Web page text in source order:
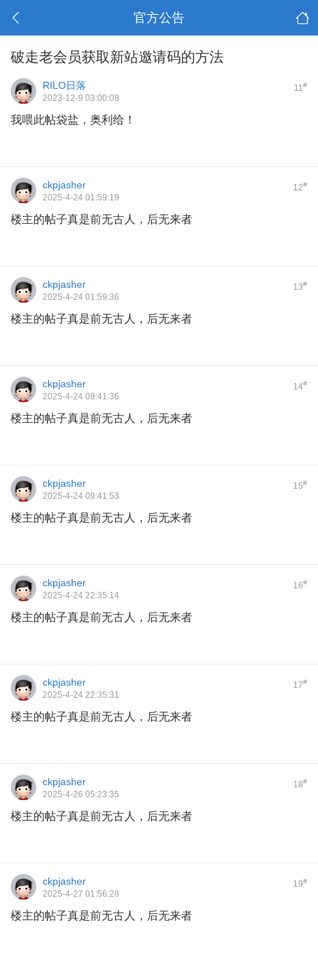
官方公告
破走老会员获取新站邀请码的方法
11#
RILO日落
2023-12-9 03:00:08
我喂此帖袋盐，奥利给！
12#
ckpjasher
2025-4-24 01:59:19
楼主的帖子真是前无古人，后无来者
13#
ckpjasher
2025-4-24 01:59:36
楼主的帖子真是前无古人，后无来者
14#
ckpjasher
2025-4-24 09:41:36
楼主的帖子真是前无古人，后无来者
15#
ckpjasher
2025-4-24 09:41:53
楼主的帖子真是前无古人，后无来者
16#
ckpjasher
2025-4-24 22:35:14
楼主的帖子真是前无古人，后无来者
17#
ckpjasher
2025-4-24 22:35:31
楼主的帖子真是前无古人，后无来者
18#
ckpjasher
2025-4-26 05:23:35
楼主的帖子真是前无古人，后无来者
19#
ckpjasher
2025-4-27 01:56:28
楼主的帖子真是前无古人，后无来者